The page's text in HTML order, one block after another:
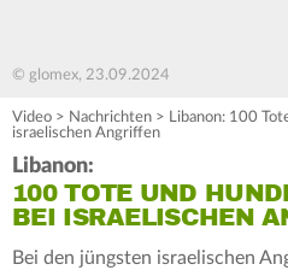
© glomex, 23.09.2024
Video > Nachrichten > Libanon: 100
israelischen Angriffen
Libanon:
100 TOTE UND
BEI ISRAELISCHEN
Bei den jüngsten israelischen